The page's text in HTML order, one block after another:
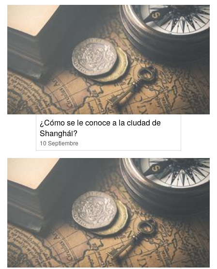
¿Cómo se le conoce a la ciudad de
Shanghái?
10 Septiembre